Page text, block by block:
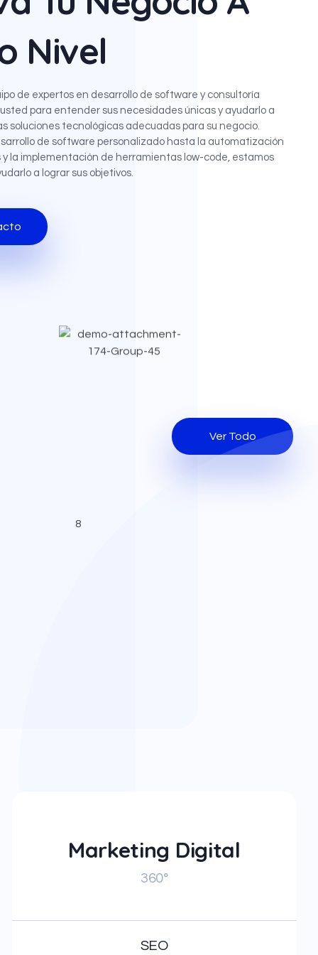
Nivel
de expertos en desarrollo de software y consultoría
para entender sus necesidades únicas y ayudarlo a
soluciones tecnológicas adecuadas para su negocio.
de software personalizado hasta la automatización
y la implementación de herramientas low-code, estamos
a lograr sus objetivos.
Ver Todo
Marketing Digital
360°
SEO